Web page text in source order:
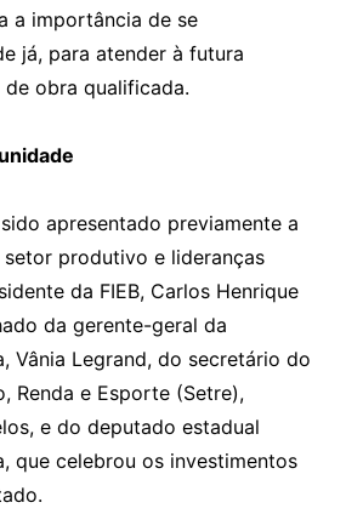
a importância de se
já, para atender à futura
obra qualificada.
apresentado previamente a
produtivo e lideranças
da FIEB, Carlos Henrique
da gerente-geral da
Vânia Legrand, do secretário do
Renda e Esporte (Setre),
e do deputado estadual
que celebrou os investimentos